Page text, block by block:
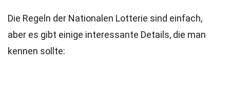
Die Regeln der Nationalen Lotterie sind einfach,
aber es gibt einige interessante Details, die man
kennen sollte: